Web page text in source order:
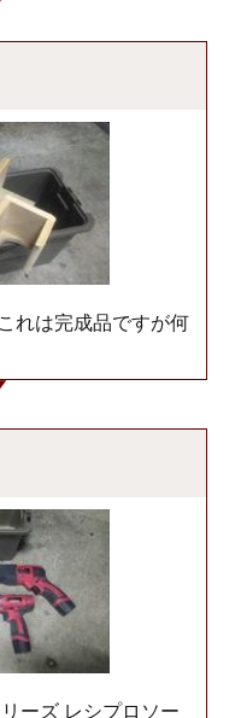
れは完成品ですが何
ーズ レシプロソー